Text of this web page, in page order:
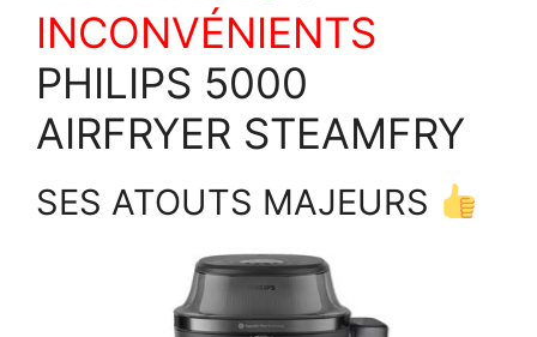
INCONVÉNIENTS
PHILIPS 5000
AIRFRYER STEAMFRY
SES ATOUTS MAJEURS